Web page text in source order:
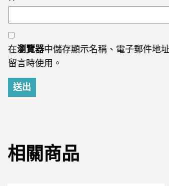
在瀏覽器中儲存顯示名稱、電子郵件地
留言時使用。
相關商品